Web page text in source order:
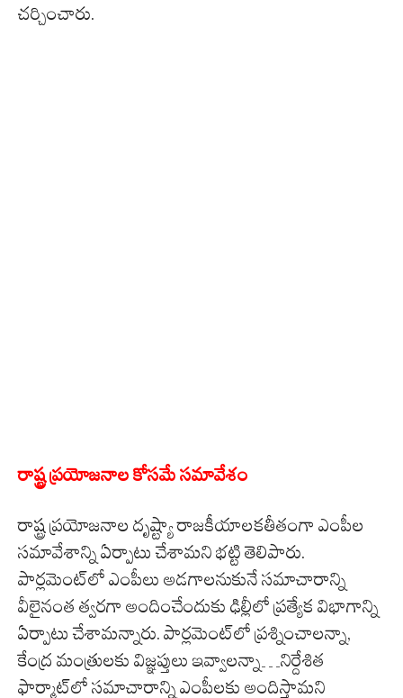
చర్చించారు.
రాష్ట్ర ప్రయోజనాల కోసమే సమావేశం
రాష్ట్ర ప్రయోజనాల దృష్ట్యా రాజకీయాలకతీతంగా ఎంపీల
సమావేశాన్ని ఏర్పాటు చేశామని భట్టి తెలిపారు.
పార్లమెంట్‌లో ఎంపీలు అడగాలనుకునే సమాచారాన్ని
వీలైనంత త్వరగా అందించేందుకు ఢిల్లీలో ప్రత్యేక విభాగాన్ని
ఏర్పాటు చేశామన్నారు. పార్లమెంట్‌లో ప్రశ్నించాలన్నా,
కేంద్ర మంత్రులకు విజ్ఞప్తులు ఇవ్వాలన్నా…నిర్దేశిత
ఫార్మాట్‌లో సమాచారాన్ని ఎంపీలకు అందిస్తామని